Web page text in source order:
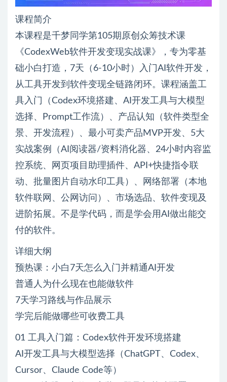
课程简介
本课程是千梦同学第105期原创众筹技术课
《CodexWeb软件开发变现实战课》，专为零基
础小白打造，7天（6-10小时）入门AI软件开发，
从工具开发到软件变现全链路闭环。课程涵盖工
具入门（Codex环境搭建、AI开发工具与大模型
选择、Prompt工作流）、产品认知（软件类型全
景、开发流程）、最小可卖产品MVP开发、5大
实战案例（AI阅读器/资料消化器、24小时内容监
控系统、网页项目助理插件、API+快捷指令联
动、批量图片自动水印工具）、网络部署（本地
软件联网、公网访问）、市场选品、软件变现及
进阶拓展。不是学代码，而是学会用AI做出能交
付的软件。
详细大纲
预热课：小白7天怎么入门并精通AI开发
普通人为什么现在也能做软件
7天学习路线与作品展示
学完后能做哪些可收费工具
01 工具入门篇：Codex软件开发环境搭建
AI开发工具与大模型选择（ChatGPT、Codex、
Cursor、Claude Code等）